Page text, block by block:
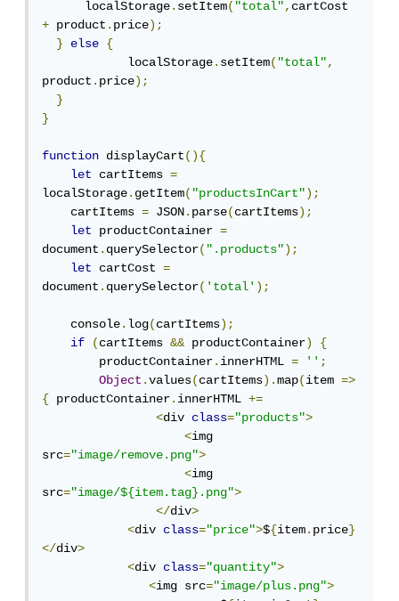
      localStorage
.setItem("total",
+ product.price);
}
else
{
            localStorage
.setItem("total",
product.price);
}
}
function displayCart(){
let
cartItems =
localStorage.getItem("productsInCart");
    cartItems
= JSON.parse(cartItems);
let
productContainer =
document.querySelector(".products");
let
cartCost =
document.querySelector('total');
    console
.log(cartItems);
if
(cartItems && productContainer)
{
        productContainer
.innerHTML = '';
Object.values(cartItems).map(item =>
{ productContainer.innerHTML +=
<div class="products">
<img
src="image/remove.png">
<img
src="image/${item.tag}.png">
</div>
<div class="price">${item.price}
</div>
<div class="quantity">
<img src="image/plus.png">